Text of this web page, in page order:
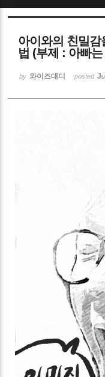
아이와의 친밀감
법 (부제 : 아빠
by 와이즈대디 posted